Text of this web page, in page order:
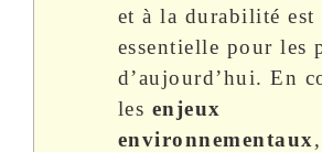
et à la durabilité est
essentielle pour les
d’aujourd’hui. En
les enjeux
environnementaux